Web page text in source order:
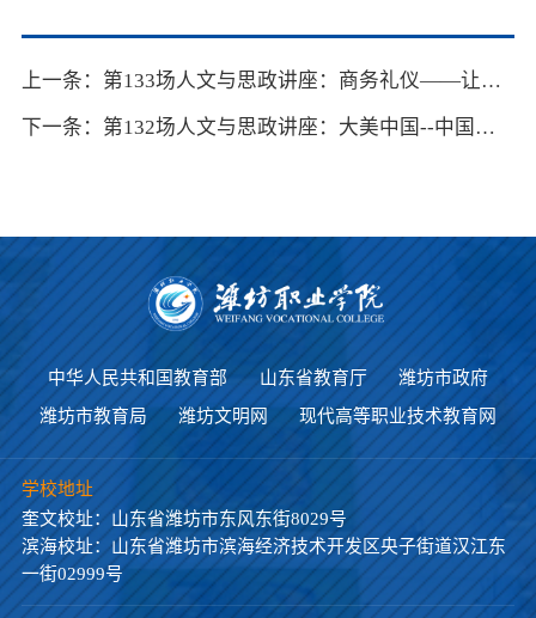
上一条：第133场人文与思政讲座：商务礼仪——让职场闪耀光芒
下一条：第132场人文与思政讲座：大美中国--中国的西北角
中华人民共和国教育部 山东省教育厅
潍坊市政府
潍坊市教育局
潍坊文明网 现代高等职业技术教育网
学校地址
奎文校址：山东省潍坊市东风东街8029号
滨海校址：山东省潍坊市滨海经济技术开发区央子街道汉江东
一街02999号